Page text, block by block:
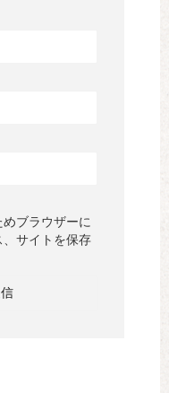
ブラウザーに
、サイトを保存